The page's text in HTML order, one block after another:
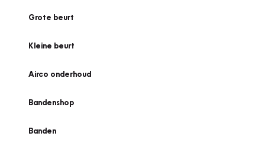
Grote beurt
Kleine beurt
Airco onderhoud
Bandenshop
Banden